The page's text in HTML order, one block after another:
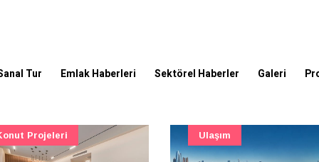
Tur Emlak Haberleri Sektörel Haberler Galeri
Güncel